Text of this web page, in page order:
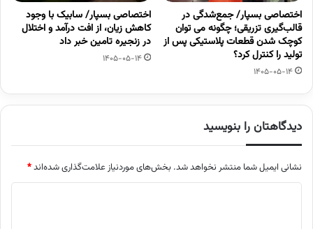
اختصاصی بسپار/ جمع‌شدگی در
قالب‌گیری تزریقی؛ چگونه می توان
کوچک شدن قطعات پلاستیکی پس از
تولید را کنترل کرد؟
1405-05-14
اختصاصی بسپار/ سابیک با وجود
کاهش زیان، از افت درآمد و اختلال
در زنجیره تامین خبر داد
1405-05-14
دیدگاهتان را بنویسید
نشانی ایمیل شما منتشر نخواهد شد. بخش‌های موردنیاز علامت‌گذاری شده‌اند*